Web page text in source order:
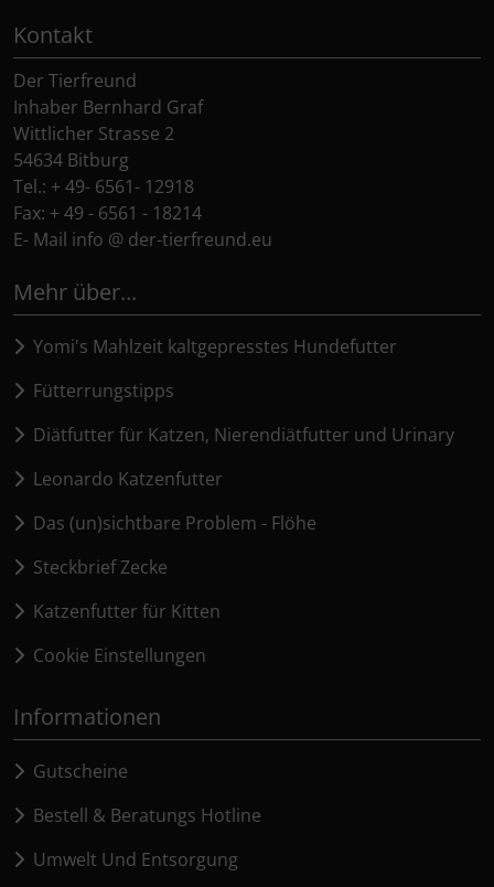
Kontakt
Der Tierfreund
Inhaber Bernhard Graf
Wittlicher Strasse 2
54634 Bitburg
Tel.: + 49- 6561- 12918
Fax: + 49 - 6561 - 18214
E- Mail info @ der-tierfreund.eu
Mehr über...
Yomi's Mahlzeit kaltgepresstes Hundefutter
Fütterrungstipps
Diätfutter für Katzen, Nierendiätfutter und Urinary
Leonardo Katzenfutter
Das (un)sichtbare Problem - Flöhe
Steckbrief Zecke
Katzenfutter für Kitten
Cookie Einstellungen
Informationen
Gutscheine
Bestell & Beratungs Hotline
Umwelt Und Entsorgung